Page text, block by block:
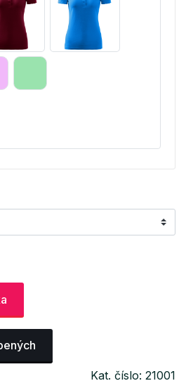
Kat. číslo: 21001